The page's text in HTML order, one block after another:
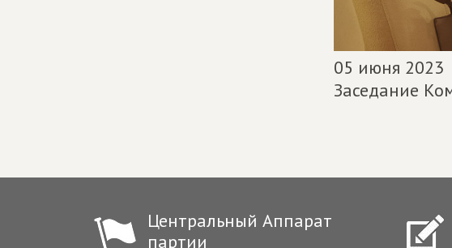
05 июня 2023
Заседание
Центральный Аппарат
партии